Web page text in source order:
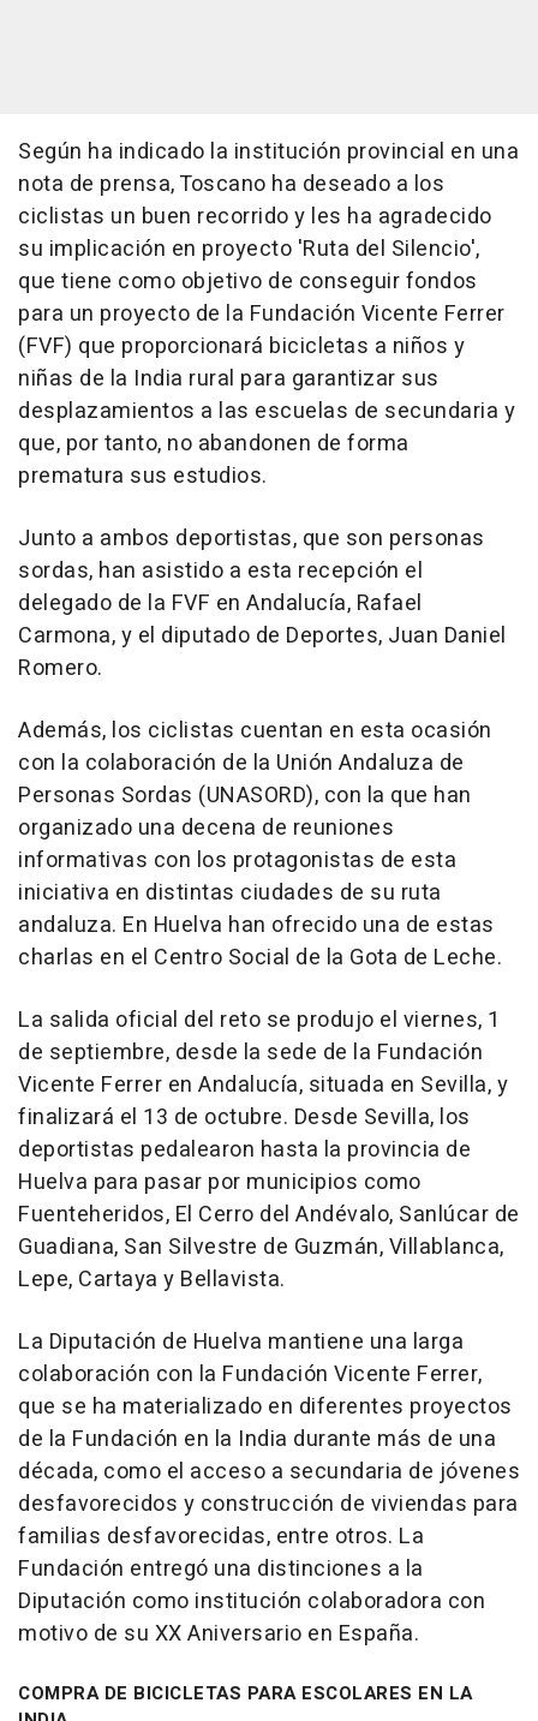
Según ha indicado la institución provincial en una
nota de prensa, Toscano ha deseado a los
ciclistas un buen recorrido y les ha agradecido
su implicación en proyecto 'Ruta del Silencio',
que tiene como objetivo de conseguir fondos
para un proyecto de la Fundación Vicente Ferrer
(FVF) que proporcionará bicicletas a niños y
niñas de la India rural para garantizar sus
desplazamientos a las escuelas de secundaria y
que, por tanto, no abandonen de forma
prematura sus estudios.
Junto a ambos deportistas, que son personas
sordas, han asistido a esta recepción el
delegado de la FVF en Andalucía, Rafael
Carmona, y el diputado de Deportes, Juan Daniel
Romero.
Además, los ciclistas cuentan en esta ocasión
con la colaboración de la Unión Andaluza de
Personas Sordas (UNASORD), con la que han
organizado una decena de reuniones
informativas con los protagonistas de esta
iniciativa en distintas ciudades de su ruta
andaluza. En Huelva han ofrecido una de estas
charlas en el Centro Social de la Gota de Leche.
La salida oficial del reto se produjo el viernes, 1
de septiembre, desde la sede de la Fundación
Vicente Ferrer en Andalucía, situada en Sevilla, y
finalizará el 13 de octubre. Desde Sevilla, los
deportistas pedalearon hasta la provincia de
Huelva para pasar por municipios como
Fuenteheridos, El Cerro del Andévalo, Sanlúcar de
Guadiana, San Silvestre de Guzmán, Villablanca,
Lepe, Cartaya y Bellavista.
La Diputación de Huelva mantiene una larga
colaboración con la Fundación Vicente Ferrer,
que se ha materializado en diferentes proyectos
de la Fundación en la India durante más de una
década, como el acceso a secundaria de jóvenes
desfavorecidos y construcción de viviendas para
familias desfavorecidas, entre otros. La
Fundación entregó una distinciones a la
Diputación como institución colaboradora con
motivo de su XX Aniversario en España.
COMPRA DE BICICLETAS PARA ESCOLARES EN LA